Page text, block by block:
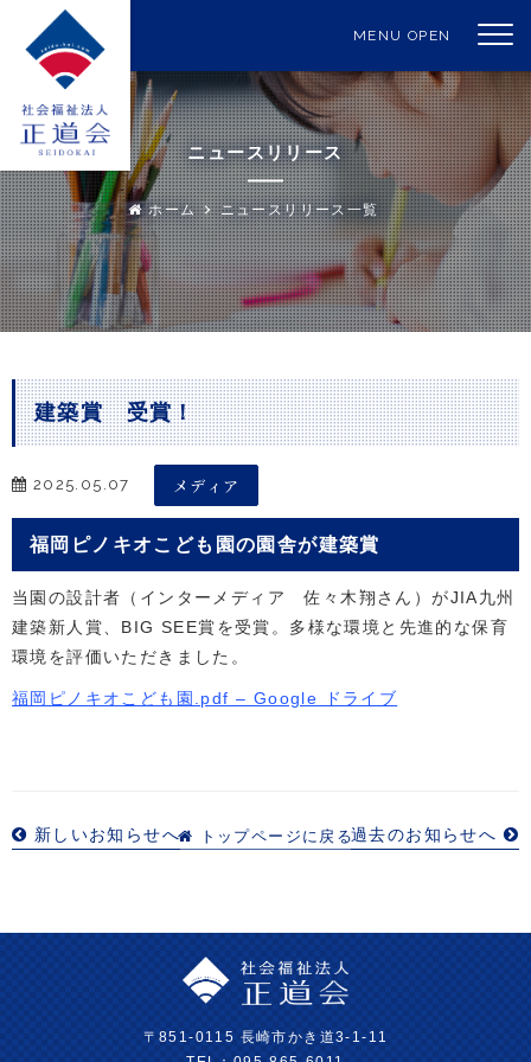
MENU OPEN
ニュースリリース
ホーム ニュースリリース一覧
建築賞 受賞！
2025.05.07 メディア
福岡ピノキオこども園の園舎が建築賞
当園の設計者（インターメディア 佐々木翔さん）がJIA九州
建築新人賞、BIG SEE賞を受賞。多様な環境と先進的な保育
環境を評価いただきました。
福岡ピノキオこども園.pdf – Google ドライブ
トップページに戻る
新しいお知らせへ 過去のお知らせへ
〒851-0115 長崎市かき道3-1-11